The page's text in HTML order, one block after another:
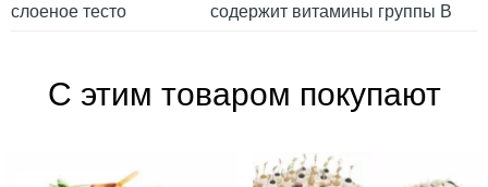
слоеное тесто содержит витамины группы В
С этим товаром покупают